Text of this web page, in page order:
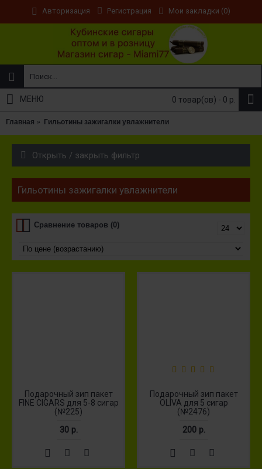
Авторизация Регистрация Мои закладки (0)
0 товар(ов) - 0 р.
МЕНЮ
Главная Гильотины зажигалки увлажнители
Открыть / закрыть фильтр
Гильотины зажигалки увлажнители
Сравнение товаров (0)
Подарочный зип пакет
FINE CIGARS для 5-8 сигар
(№225)
30 р.
Подарочный зип пакет
OLIVA для 5 сигар
(№2476)
200 р.